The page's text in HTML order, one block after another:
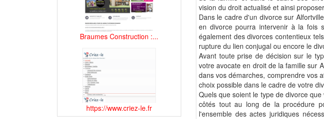
Braumes Construction :...
https://www.criez-le.fr
vision du droit actualisé et ainsi
Dans le cadre d'un divorce sur
en divorce pourra intervenir à la fois
également des divorces contentieux
rupture du lien conjugal ou encore le
Avant toute prise de décision sur le
votre avocate en droit de la famille sur
dans vos démarches, comprendre vos
choix possible dans le cadre de votre
Quels que soient le type de divorce
côtés tout au long de la procédure
l'ensemble des actes juridiques